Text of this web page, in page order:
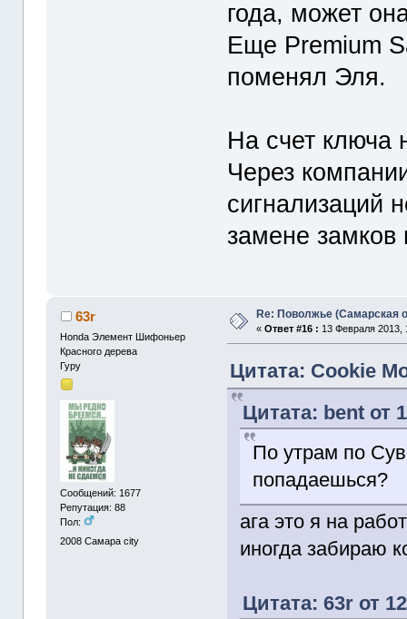
года, может
Еще Premium
поменял Эля.
На счет ключа
Через
сигнализаций
замене
63r
Honda Элемент Шифоньер
Красного дерева
Гуру
Сообщений: 1677
Репутация: 88
Пол:
2008 Самара city
Re: Поволжье (Самарская
«Ответ #16 : 13 Февраля 2013,
Цитата: Cookie
Цитата: bent от
По утрам по
попадаешься?
ага это я на
иногда забираю
Цитата: 63r от